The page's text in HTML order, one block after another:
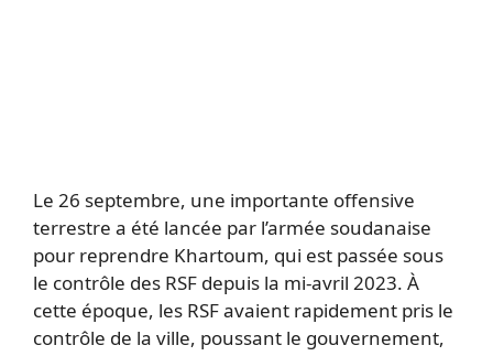
Le 26 septembre, une importante offensive
terrestre a été lancée par l’armée soudanaise
pour reprendre Khartoum, qui est passée sous
le contrôle des RSF depuis la mi-avril 2023. À
cette époque, les RSF avaient rapidement pris le
contrôle de la ville, poussant le gouvernement,